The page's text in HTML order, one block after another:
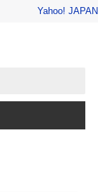
Yahoo! JAPAN